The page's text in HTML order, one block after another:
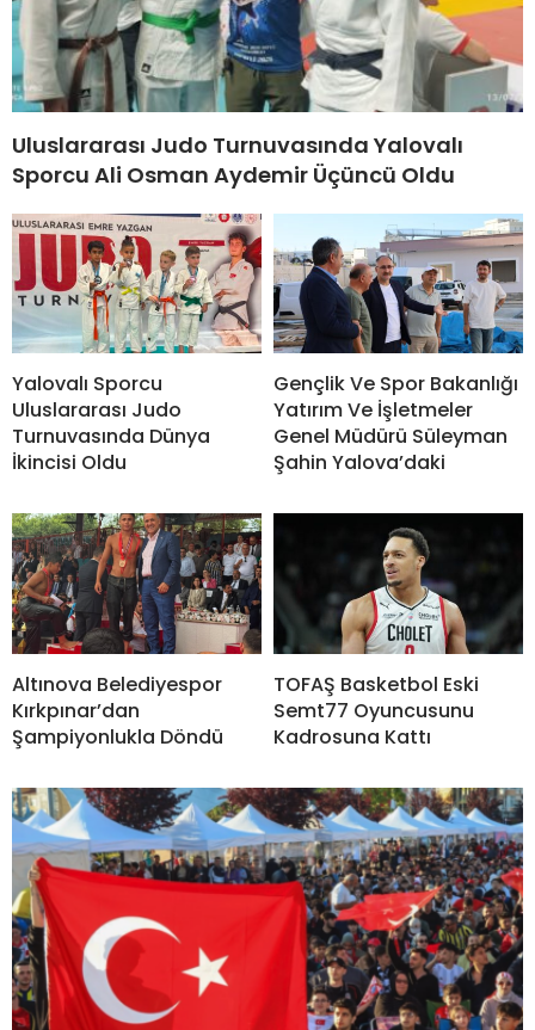
Uluslararası Judo Turnuvasında Yalovalı
Sporcu Ali Osman Aydemir Üçüncü Oldu
Yalovalı Sporcu
Uluslararası Judo
Turnuvasında Dünya
İkincisi Oldu
Gençlik Ve Spor Bakanlığı
Yatırım Ve İşletmeler
Genel Müdürü Süleyman
Şahin Yalova’daki
Altınova Belediyespor
Kırkpınar’dan
Şampiyonlukla Döndü
TOFAŞ Basketbol Eski
Semt77 Oyuncusunu
Kadrosuna Kattı